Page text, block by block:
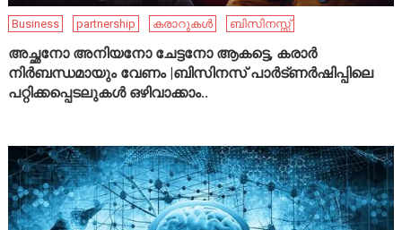
Business partnership കരാറുകൾ ബിസിനസ്സ്
അച്ഛനോ അനിയനോ ചേട്ടനോ ആകട്ടെ, കരാർ
നിർബന്ധമായും വേണം |ബിസിനസ് പാർട്ണർഷിപ്പിലെ
പറ്റിക്കപ്പെടലുകൾ ഒഴിവാക്കാം..